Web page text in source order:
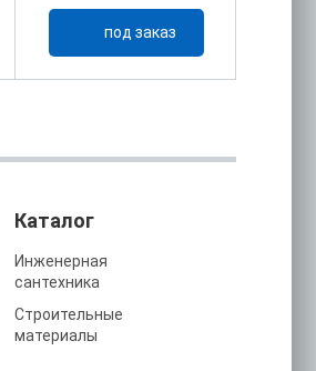
под заказ
Каталог
Инженерная
сантехника
Строительные
материалы